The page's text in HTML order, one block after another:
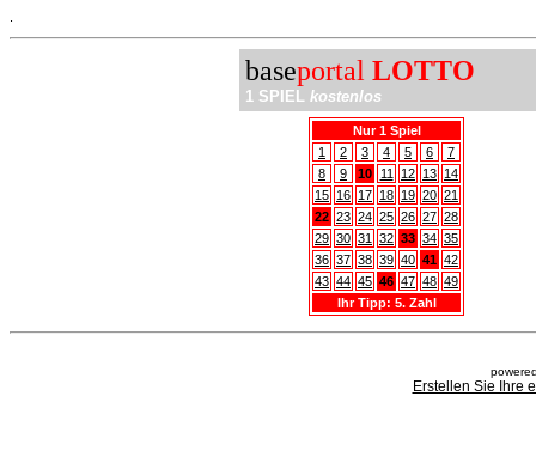
baseportal LOTTO
1 SPIEL kostenlos
Nur 1 Spiel
1
2 3 4 5 6
7
8
9 10 11 12 13 14
15 16 17 18 19 20 21
22 23 24 25 26 27 28
29 30 31 32 33 34 35
36 37 38 39 40 41 42
43 44 45 46 47 48 49
Ihr Tipp: 5. Zahl
Erstellen Sie Ihre